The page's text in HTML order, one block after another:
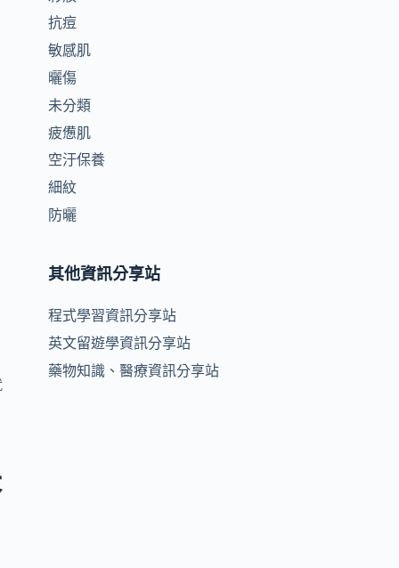
抗痘
敏感肌
曬傷
未分類
疲憊肌
空汙保養
細紋
防曬
其他資訊分享站
程式學習資訊分享站
英文留遊學資訊分享站
藥物知識、醫療資訊分享站